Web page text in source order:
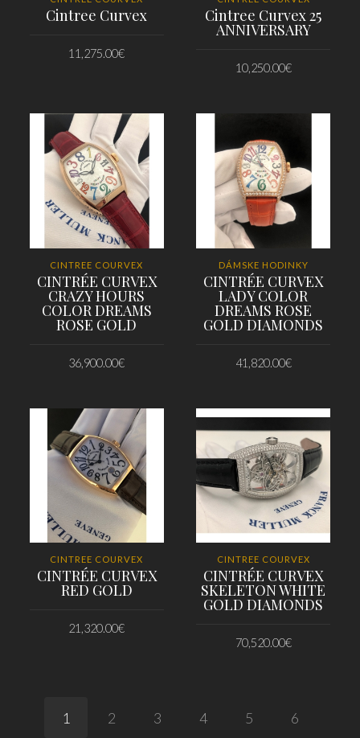
Cintree Curvex
11,275.00€
Cintree Curvex 25
ANNIVERSARY
10,250.00€
CINTREE COURVEX
CINTRÉE CURVEX
CRAZY HOURS
COLOR DREAMS
ROSE GOLD
36,900.00€
DÁMSKE HODINKY
CINTRÉE CURVEX
LADY COLOR
DREAMS ROSE
GOLD DIAMONDS
41,820.00€
CINTREE COURVEX
CINTRÉE CURVEX
RED GOLD
21,320.00€
CINTREE COURVEX
CINTRÉE CURVEX
SKELETON WHITE
GOLD DIAMONDS
70,520.00€
1 2 3 4 5 6